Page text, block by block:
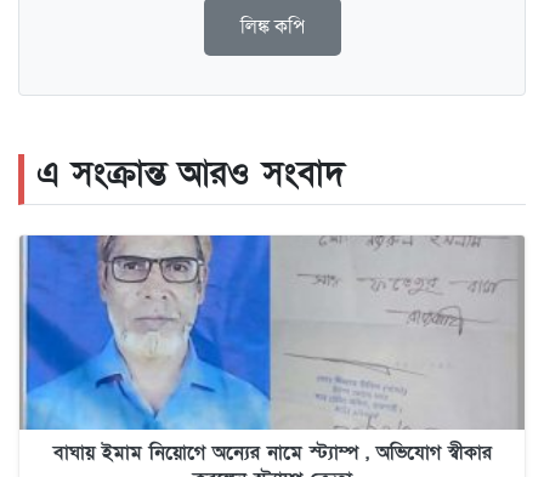
লিঙ্ক কপি
এ সংক্রান্ত আরও সংবাদ
বাঘায় ইমাম নিয়োগে অন্যের নামে স্ট্যাম্প , অভিযোগ স্বীকার